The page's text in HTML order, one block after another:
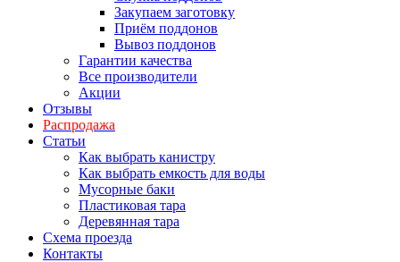
Закупаем заготовку
Приём поддонов
Вывоз поддонов
Гарантии качества
Все производители
Акции
Отзывы
Распродажа
Статьи
Как выбрать канистру
Как выбрать емкость для воды
Мусорные баки
Пластиковая тара
Деревянная тара
Схема проезда
Контакты